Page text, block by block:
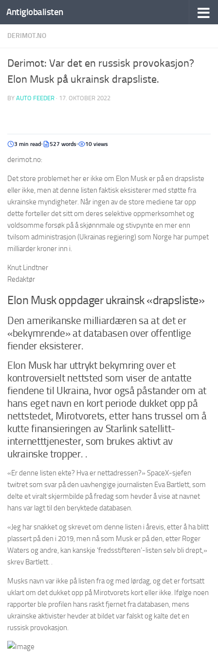
Antiglobalisten
DERIMOT.NO
Derimot: Var det en russisk provokasjon?
Elon Musk på ukrainsk drapsliste.
BY AUTO FEEDER · 17. OKTOBER 2022
3 min read 527 words 10 views
derimot.no:
Det store problemet her er ikke om Elon Musk er på en drapsliste
eller ikke, men at denne listen faktisk eksisterer med støtte fra
ukrainske myndigheter. Når ingen av de store mediene tar opp
dette forteller det sitt om deres selektive oppmerksomhet og
voldsomme forsøk på å skjønnmale og stivpynte en mer enn
tvilsom administrasjon (Ukrainas regjering) som Norge har pumpet
milliarder kroner inn i.
Knut Lindtner
Redaktør
Elon Musk oppdager ukrainsk «drapsliste»
Den amerikanske milliardæren sa at det er
«bekymrende» at databasen over offentlige
fiender eksisterer.
Elon Musk har uttrykt bekymring over et
kontroversielt nettsted som viser de antatte
fiendene til Ukraina, hvor også påstander om at
hans eget navn en kort periode dukket opp på
nettstedet, Mirotvorets, etter hans trussel om å
kutte finansieringen av Starlink satellitt-
internetttjenester, som brukes aktivt av
ukrainske tropper. .
«Er denne listen ekte? Hva er nettadressen?» SpaceX-sjefen
twitret som svar på den uavhengige journalisten Eva Bartlett, som
delte et viralt skjermbilde på fredag ​​som hevder å vise at navnet
hans var lagt til den beryktede databasen.
«Jeg har snakket og skrevet om denne listen i årevis, etter å ha blitt
plassert på den i 2019, men nå som Musk er på den, etter Roger
Waters og andre, kan kanskje ‘fredsstifteren’-listen selv bli drept,»
skrev Bartlett. .
Musks navn var ikke på listen fra og med lørdag, og det er fortsatt
uklart om det dukket opp på Mirotvorets kort eller ikke. Ifølge noen
rapporter ble profilen hans raskt fjernet fra databasen, mens
ukrainske aktivister hevder at bildet var falskt og kalte det en
russisk provokasjon.